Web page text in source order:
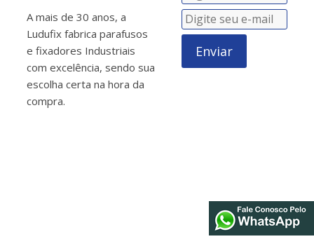
A mais de 30 anos, a
Ludufix fabrica parafusos
e fixadores Industriais
com excelência, sendo sua
escolha certa na hora da
compra.
Enviar